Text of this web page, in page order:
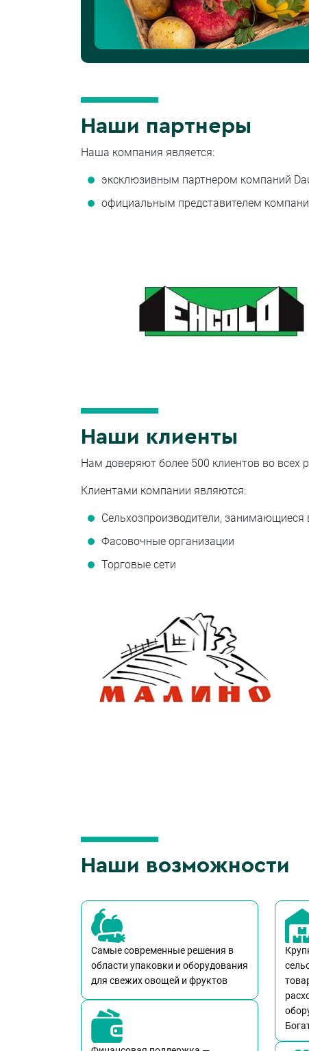
Наши партнеры
Наша компания является:
эксклюзивным партнером компаний
официальным представителем
Наши клиенты
Нам доверяют более 500 клиентов во всех
Клиентами компании являются:
Сельхозпроизводители,
Фасовочные организации
Торговые сети
Наши возможности
Самые современные решения в
области упаковки и оборудования
для свежих овощей и фруктов